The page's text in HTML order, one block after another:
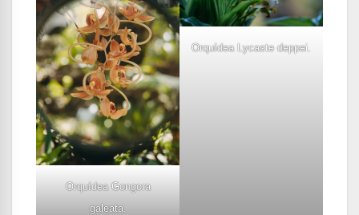
Orquídea Gongora
galeata.
Orquídea Lycaste deppei.